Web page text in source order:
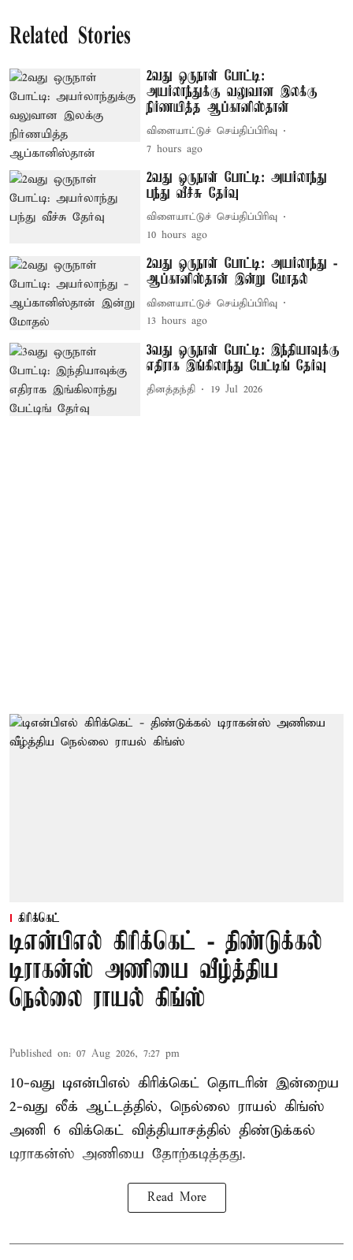
Related Stories
2வது ஒருநாள் போட்டி:
அயர்லாந்துக்கு வலுவான இலக்கு
நிர்ணயித்த ஆப்கானிஸ்தான்
விளையாட்டுச் செய்திப்பிரிவு
7 hours ago
2வது ஒருநாள் போட்டி: அயர்லாந்து
பந்து வீச்சு தேர்வு
விளையாட்டுச் செய்திப்பிரிவு
10 hours ago
2வது ஒருநாள் போட்டி: அயர்லாந்து -
ஆப்கானிஸ்தான் இன்று மோதல்
விளையாட்டுச் செய்திப்பிரிவு
13 hours ago
3வது ஒருநாள் போட்டி: இந்தியாவுக்கு
எதிராக இங்கிலாந்து பேட்டிங் தேர்வு
தினத்தந்தி 19 Jul 2026
கிரிக்கெட்
டிஎன்பிஎல் கிரிக்கெட் - திண்டுக்கல்
டிராகன்ஸ் அணியை வீழ்த்திய
நெல்லை ராயல் கிங்ஸ்
Published on: 07 Aug 2026, 7:27 pm
10-வது டிஎன்பிஎல் கிரிக்கெட் தொடரின் இன்றைய
2-வது லீக் ஆட்டத்தில், நெல்லை ராயல் கிங்ஸ்
அணி 6 விக்கெட் வித்தியாசத்தில் திண்டுக்கல்
டிராகன்ஸ் அணியை தோற்கடித்தது.
Read More